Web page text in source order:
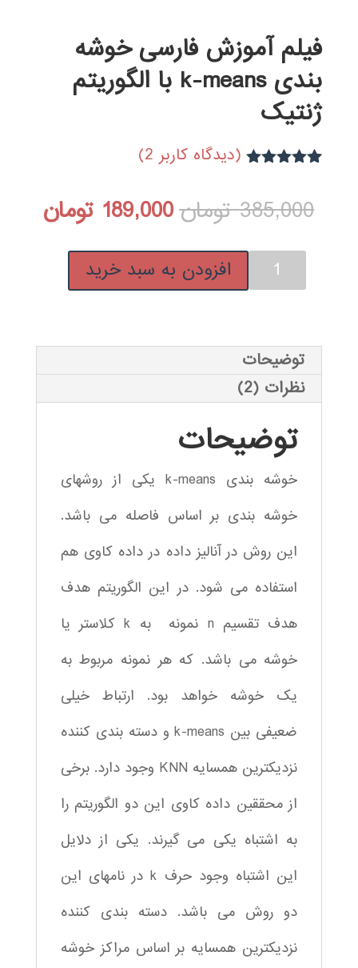
فیلم آموزش فارسی خوشه
بندی k-means با الگوریتم
ژنتیک
مشتری
(دیدگاه کاربر 2
)
385,000 تومانقیمت
اصلی:
385,000 تومان
189,000 تومان
آموزش
بندی
k-
means
با
الگوریتم
ژنتیک
افزودن به سبد خرید
توضیحات
نظرات (2)
توضیحات
خوشه بندی k-means یکی از روشهای
خوشه بندی بر اساس فاصله می باشد.
این روش در آنالیز داده در داده کاوی هم
استفاده می شود. در این الگوریتم هدف
هدف تقسیم n نمونه به k کلاستر یا
خوشه می باشد. که هر نمونه مربوط به
یک خوشه خواهد بود. ارتباط خیلی
ضعیفی بین k-means و دسته بندی کننده
نزدیکترین همسایه KNN وجود دارد. برخی
از محققین داده کاوی این دو الگوریتم را
به اشتباه یکی می گیرند. یکی از دلایل
این اشتباه وجود حرف k در نامهای این
دو روش می باشد. دسته بندی کننده
نزدیکترین همسایه بر اساس مراکز خوشه